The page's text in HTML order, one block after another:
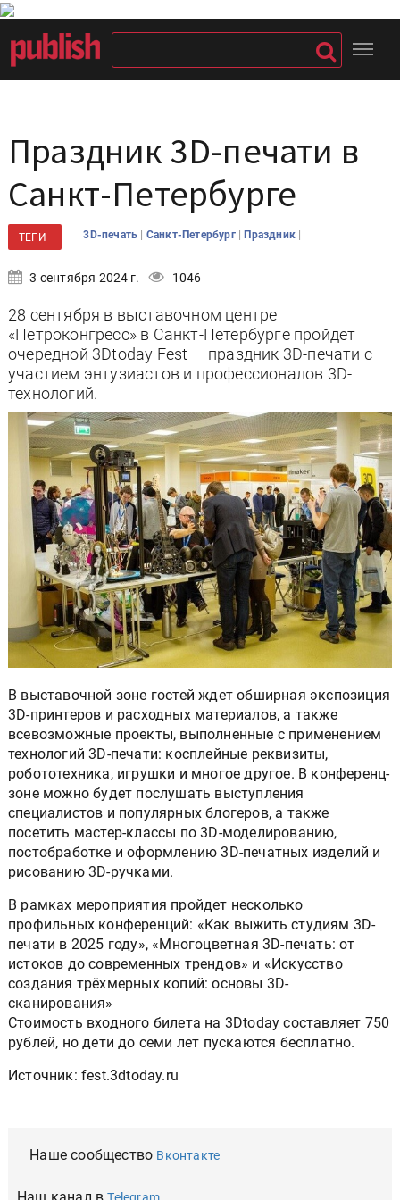
Праздник 3D-печати в
Санкт-Петербурге
ТЕГИ 3D-печать | Санкт-Петербург |Праздник |
3 сентября 2024 г. 1046
28 сентября в выставочном центре
«Петроконгресс» в Санкт-Петербурге пройдет
очередной 3Dtoday Fest — праздник 3D-печати с
участием энтузиастов и профессионалов 3D-
технологий.
В выставочной зоне гостей ждет обширная экспозиция
3D-принтеров и расходных материалов, а также
всевозможные проекты, выполненные с применением
технологий 3D-печати: косплейные реквизиты,
робототехника, игрушки и многое другое. В конференц-
зоне можно будет послушать выступления
специалистов и популярных блогеров, а также
посетить мастер-классы по 3D-моделированию,
постобработке и оформлению 3D-печатных изделий и
рисованию 3D-ручками.
В рамках мероприятия пройдет несколько
профильных конференций: «Как выжить студиям 3D-
печати в 2025 году», «Многоцветная 3D-печать: от
истоков до современных трендов» и «Искусство
создания трёхмерных копий: основы 3D-
сканирования»
Стоимость входного билета на 3Dtoday составляет 750
рублей, но дети до семи лет пускаются бесплатно.
Источник: fest.3dtoday.ru
Наше сообщество Вконтакте
Наш канал вTelegram